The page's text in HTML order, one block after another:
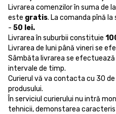
Livrarea comenzilor în suma de
este gratis. La comanda pînă
- 50 lei.
Livrarea în suburbii constituie
Livrarea de luni până vineri se
Sâmbăta livrarea se efectuează
intervale de timp.
Curierul vă va contacta cu 30
produsului.
În serviciul curierului nu intră
tehnicii, demonstarea